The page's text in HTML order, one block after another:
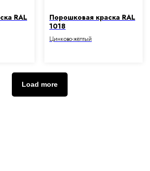
RAL
Порошковая краска RAL
1018
Цинково-жёлтый
Load more